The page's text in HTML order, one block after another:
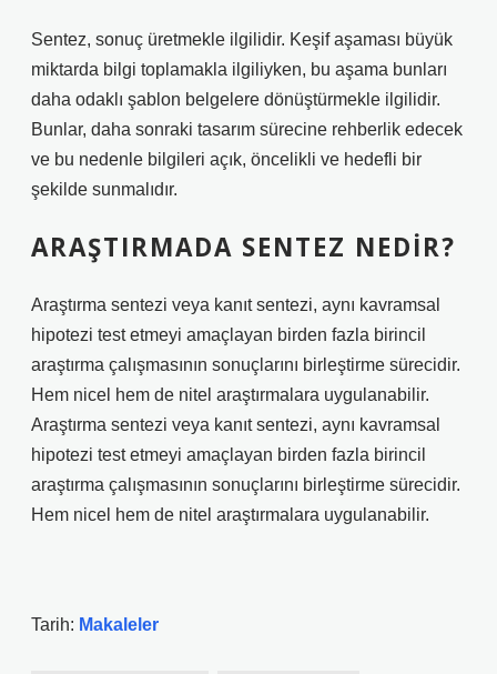
Sentez, sonuç üretmekle ilgilidir. Keşif aşaması büyük
miktarda bilgi toplamakla ilgiliyken, bu aşama bunları
daha odaklı şablon belgelere dönüştürmekle ilgilidir.
Bunlar, daha sonraki tasarım sürecine rehberlik edecek
ve bu nedenle bilgileri açık, öncelikli ve hedefli bir
şekilde sunmalıdır.
ARAŞTIRMADA SENTEZ NEDIR?
Araştırma sentezi veya kanıt sentezi, aynı kavramsal
hipotezi test etmeyi amaçlayan birden fazla birincil
araştırma çalışmasının sonuçlarını birleştirme sürecidir.
Hem nicel hem de nitel araştırmalara uygulanabilir.
Araştırma sentezi veya kanıt sentezi, aynı kavramsal
hipotezi test etmeyi amaçlayan birden fazla birincil
araştırma çalışmasının sonuçlarını birleştirme sürecidir.
Hem nicel hem de nitel araştırmalara uygulanabilir.
Tarih: Makaleler